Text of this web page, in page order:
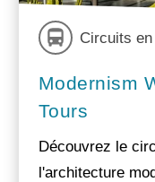
Circuits en
Modernism
Tours
Découvrez le
l'architecture